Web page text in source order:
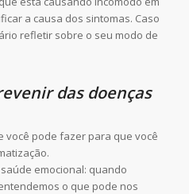
a causa dos sintomas. Caso
refletir sobre o seu modo de
das doenças
você pode fazer para que você
emocional: quando
o que pode nos